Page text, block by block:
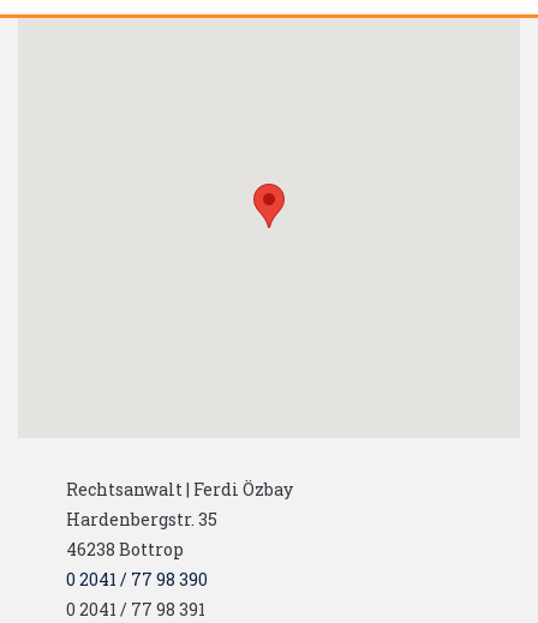
Rechtsanwalt | Ferdi Özbay
Hardenbergstr. 35
46238 Bottrop
0 2041 / 77 98 390
0 2041 / 77 98 391